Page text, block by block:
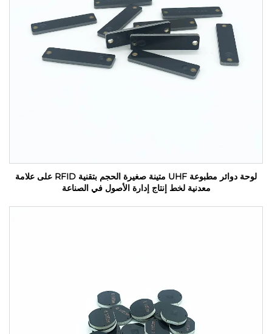
لوحة دوائر مطبوعة UHF متينة صغيرة الحجم بتقنية RFID على علامة
معدنية لخط إنتاج إدارة الأصول في الصناعة